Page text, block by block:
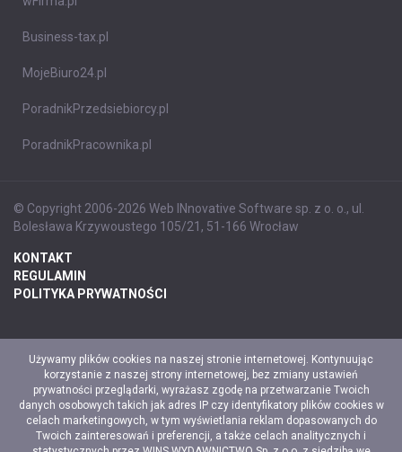
Business-tax.pl
MojeBiuro24.pl
PoradnikPrzedsiebiorcy.pl
PoradnikPracownika.pl
© Copyright 2006-2026 Web INnovative Software sp. z o. o., ul.
Bolesława Krzywoustego 105/21, 51-166 Wrocław
KONTAKT
REGULAMIN
POLITYKA PRYWATNOŚCI
Używamy plików cookies na naszej stronie internetowej. Kontynuując
korzystanie z naszej strony internetowej, bez zmiany ustawień
prywatności przeglądarki, wyrażasz zgodę na przetwarzanie Twoich
danych osobowych takich jak adres IP czy identyfikatory plików cookies w
celach marketingowych, w tym wyświetlania reklam dopasowanych do
Twoich zainteresowań i preferencji, a także celach analitycznych i